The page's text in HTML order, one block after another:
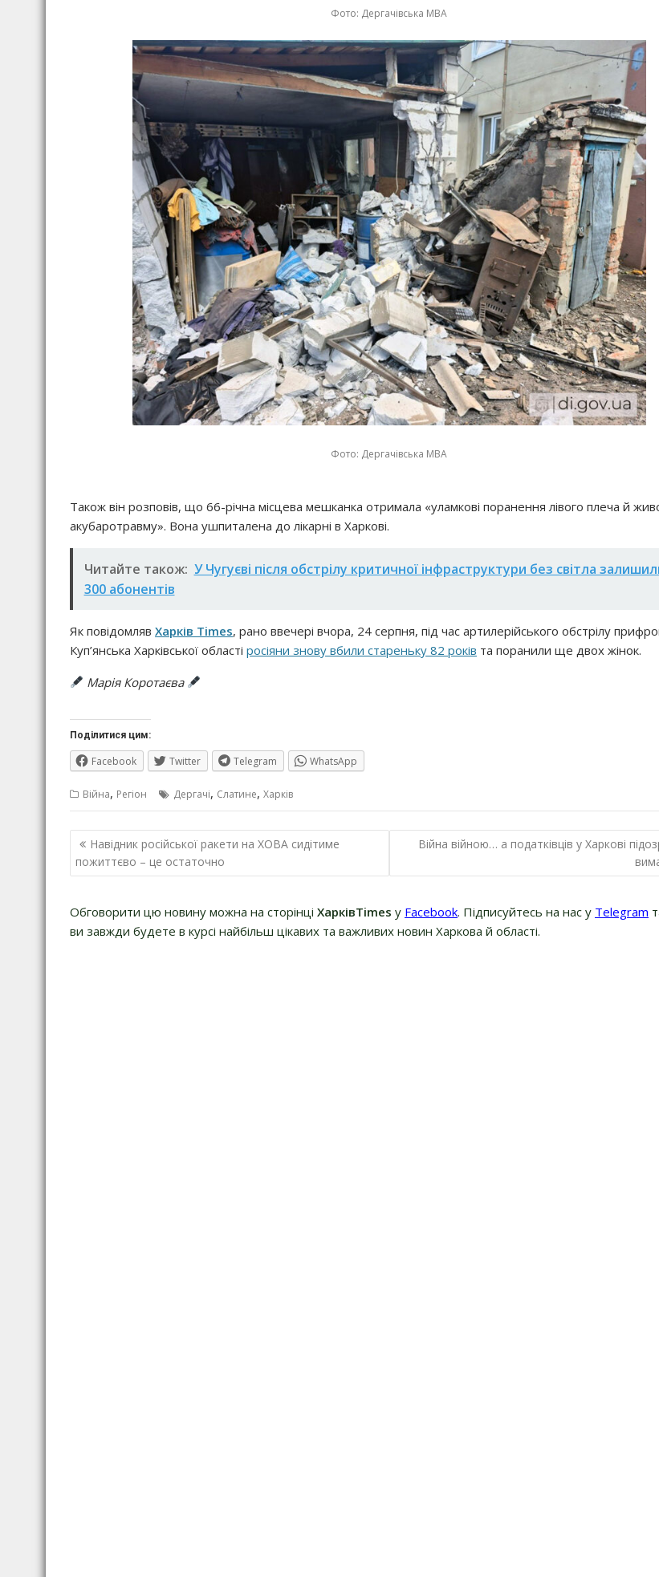
Фото: Дергачівська МВА
Фото: Дергачівська МВА
Також він розповів, що 66-річна місцева мешканка отримала «уламкові поранення лівого плеча й
акубаротравму». Вона ушпиталена до лікарні в Харкові.
Читайте також: У Чугуєві після обстрілу критичної інфраструктури без світла
300 абонентів
Як повідомляв Харків Times, рано ввечері вчора, 24 серпня, під час артилерійського обстрілу
Куп’янська Харківської області росіяни знову вбили стареньку 82 років та поранили ще двох жінок.
Марія Коротаєва
Поділитися цим:
Facebook Twitter Telegram WhatsApp
Війна, Регіон Дергачі, Слатине, Харків
Навігація
записів
Навідник російської ракети на ХОВА сидітиме
пожиттєво – це остаточно
Війна війною… а податківців у Харкові
Обговорити цю новину можна на сторінці ХарківTimes у Facebook. Підписуйтесь на нас у Telegram
ви завжди будете в курсі найбільш цікавих та важливих новин Харкова й області.